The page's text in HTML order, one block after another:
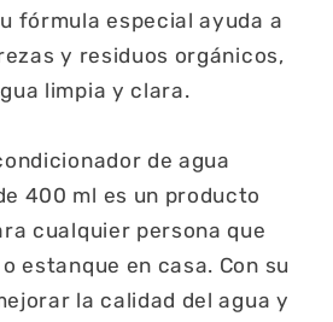
fórmula especial ayuda a
y residuos orgánicos,
limpia y clara.
de agua
400 ml es un producto
cualquier persona que
estanque en casa. Con su
la calidad del agua y